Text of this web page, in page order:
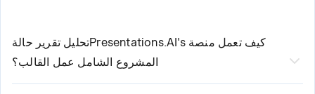
كيف تعمل منصة Presentations.AI's
تحليل تقرير حالة
المشروع الشامل عمل القالب؟
مدعوم بالذكاء الاصطناعي لديناتحليل قالب تقرير حالة